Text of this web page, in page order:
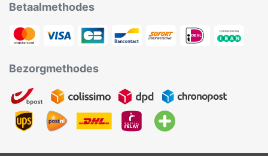
Betaalmethodes
Bezorgmethodes